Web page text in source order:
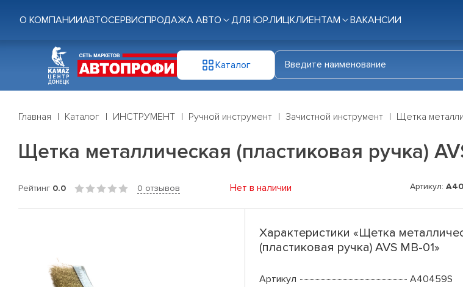
О КОМПАНИИАВТОСЕРВИСПРОДАЖА АВТО ДЛЯ ЮР.ЛИЦКЛИЕНТАМ ВАКАНСИИ
Каталог
Главная Каталог ИНСТРУМЕНТ Ручной инструмент Зачистной инструмент Щетка
Щетка металлическая (пластиковая ручка)
Рейтинг 0.0 0 отзывов Нет в наличии Артикул:
Характеристики «Щетка
(пластиковая ручка) AVS MB-01»
Артикул
A40459S